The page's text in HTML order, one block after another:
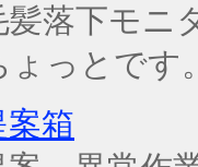
髪落下モニ
ょっとです。
案箱